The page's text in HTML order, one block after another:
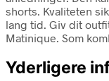
shorts. Kvaliteten
lang tid. Giv dit
Matinique. Som
Yderligere